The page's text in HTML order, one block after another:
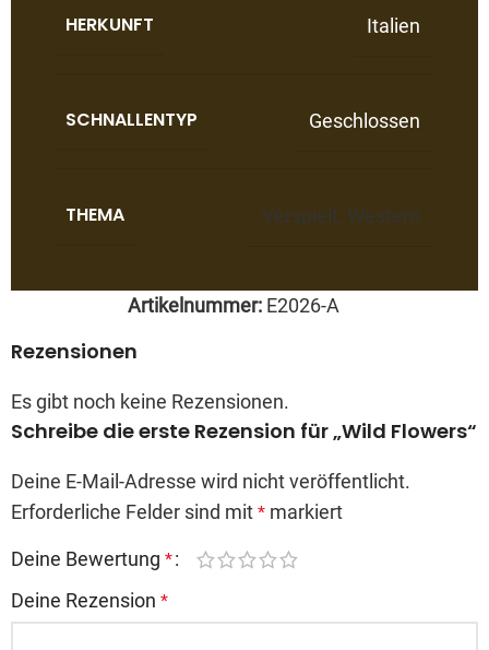
HERKUNFT Italien
SCHNALLENTYP Geschlossen
THEMA Verspielt, Western
Artikelnummer: E2026-A
Rezensionen
Es gibt noch keine Rezensionen.
Schreibe die erste Rezension für „Wild Flowers“
Deine E-Mail-Adresse wird nicht veröffentlicht.
Erforderliche Felder sind mit * markiert
Deine Bewertung *
Deine Rezension *